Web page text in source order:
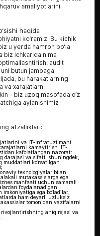
amaliyotlarini
haqida
ko‘ramiz. Bu kichik
u yerda hamroh bo‘la
biz ichkarida nima
audit
butun jamoaga
bu harakatlarning
va xarajatlarni
– biz uzoq masofada o‘z
aylanishimiz
afzalliklari:
va IT-infratuzilmani
kamaytirish. IT-
kafolatlangan nazorat:
darajasi va sifati, shuningdek,
ko‘rsatilgan
texnologiyalar bilan
mutaxassislarga ega
manfaati uchun samarali
foydalanadigan
ega bo‘ladilar;
ham deyarli uzluksiz
tomonidan vazifalarni
aniq rejasi va